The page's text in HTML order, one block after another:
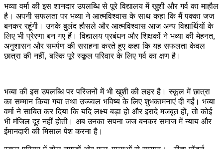
भव्या वर्मा की इस शानदार उपलब्धि से पूरे विद्यालय में खुशी और गर्व का माहौल
है। अपनी सफलता पर भव्या ने आत्मविश्वास के साथ कहा कि मैं पक्का जज
बनकर रहूंगी। उनके बुलंद हौसले और आत्मविश्वास आज अन्य विद्यार्थियों के
लिए भी प्रेरणा बन गए हैं। विद्यालय प्रबंधन और शिक्षकों ने भव्या की मेहनत,
अनुशासन और समर्पण की सराहना करते हुए कहा कि यह सफलता केवल
छात्रा की नहीं, बल्कि पूरे स्कूल परिवार के लिए गर्व का क्षण है।
भव्या की इस उपलब्धि पर परिजनों में भी खुशी की लहर है। स्कूल में छात्रा
का सम्मान किया गया तथा उज्ज्वल भविष्य के लिए शुभकामनाएं दी गईं। भव्या
वर्मा ने साबित कर दिया कि यदि लक्ष्य बड़ा हो और इरादे मजबूत हों, तो कोई
भी मंजिल दूर नहीं होती। अब उनका सपना जज बनकर समाज में न्याय और
ईमानदारी की मिसाल पेश करना है।